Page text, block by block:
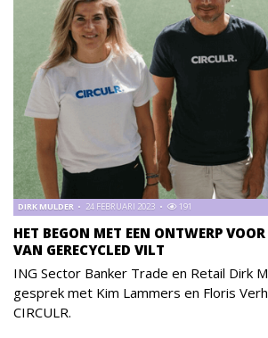
HET BEGON MET EEN ONTWERP
VAN GERECYCLED VILT
DIRK MULDER 24 FEBRUARI 2023 191
ING Sector Banker Trade en Retail Dirk
gesprek met Kim Lammers en Floris
CIRCULR.